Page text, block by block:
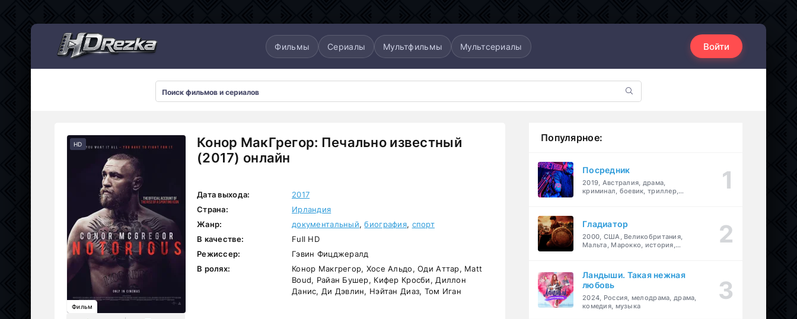
Фильмы Сериалы Мультфильмы Мультсериалы Войти
Конор МакГрегор: Печально известный
(2017) онлайн
HD
Фильм
Дата выхода:
2017
Страна:
Ирландия
Жанр:
документальный,биография, спорт
В качестве:
Full HD
Режиссер:
Гэвин Фицджералд
В ролях:
Конор Макгрегор, Хосе Альдо, Оди Аттар, Matt
Boud, Райан Бушер, Кифер Кросби, Диллон
Данис, Ди Дэвлин, Нэйтан Диаз, Том Иган
Популярное:
Посредник
2019, Австралия, драма,
криминал, боевик, триллер,
Гладиатор
2000, США, Великобритания,
Мальта, Марокко, история,
Ландыши. Такая нежная
любовь
2024, Россия, мелодрама, драма,
комедия, музыка
Мультсериалы